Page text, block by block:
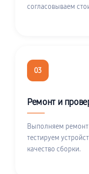
согласовываем
03
Ремонт и
Выполняем ремонт
тестируем
качество сборки.